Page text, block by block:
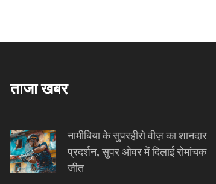
ताजा खबर
नामीबिया के सुपरहीरो वीज़ का शानदार
प्रदर्शन, सुपर ओवर में दिलाई रोमांचक
जीत